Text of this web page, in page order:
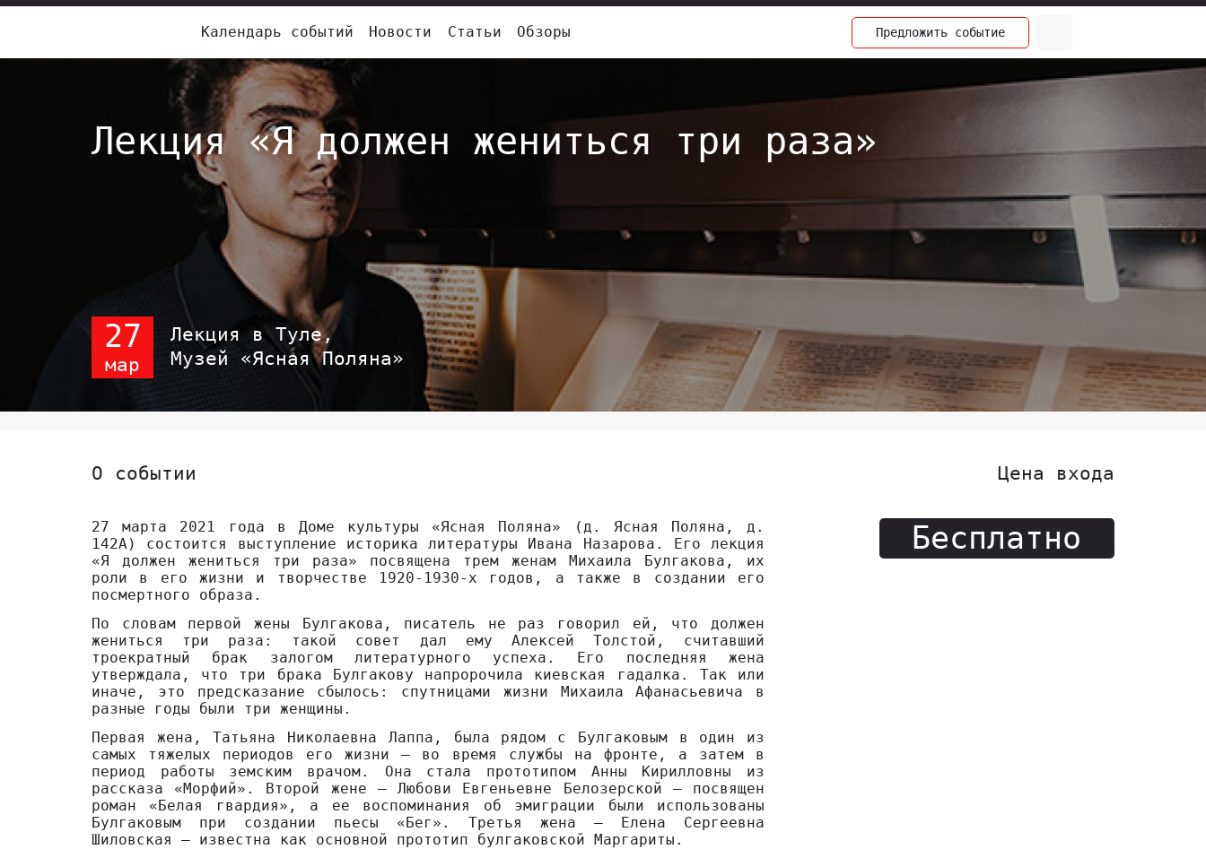
Календарь событий Новости Статьи Обзоры Предложитьсобытие
Лекция «Я должен жениться три раза»
27
мар
Лекция в Туле,
Музей «Ясная Поляна»
О событии
27 марта 2021 года в Доме культуры «Ясная Поляна» (д. Ясная Поляна, д.
142А) состоится выступление историка литературы Ивана Назарова. Его лекция
«Я должен жениться три раза» посвящена трем женам Михаила Булгакова, их
роли в его жизни и творчестве 1920-1930-х годов, а также в создании его
посмертного образа.
По словам первой жены Булгакова, писатель не раз говорил ей, что должен
жениться три раза: такой совет дал ему Алексей Толстой, считавший
троекратный брак залогом литературного успеха. Его последняя жена
утверждала, что три брака Булгакову напророчила киевская гадалка. Так или
иначе, это предсказание сбылось: спутницами жизни Михаила Афанасьевича в
разные годы были три женщины.
Первая жена, Татьяна Николаевна Лаппа, была рядом с Булгаковым в один из
самых тяжелых периодов его жизни – во время службы на фронте, а затем в
период работы земским врачом. Она стала прототипом Анны Кирилловны из
рассказа «Морфий». Второй жене – Любови Евгеньевне Белозерской – посвящен
роман «Белая гвардия», а ее воспоминания об эмиграции были использованы
Булгаковым при создании пьесы «Бег». Третья жена – Елена Сергеевна
Шиловская – известна как основной прототип булгаковской Маргариты.
Цена входа
Бесплатно